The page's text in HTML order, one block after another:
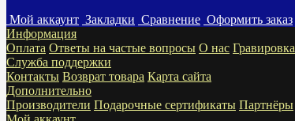
Мой аккаунт Закладки Сравнение Оформить заказ
Информация
Оплата Ответы на частые вопросы О нас Гравировка
Служба поддержки
Контакты Возврат товара Карта сайта
Дополнительно
Производители Подарочные сертификаты Партнёры